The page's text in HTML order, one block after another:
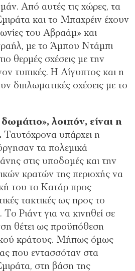
Από αυτές τις χώρες, τα
και το Μπαχρέιν έχουν
του Αβραάμ» και
με το Άμπου Ντάμπι
θερμές σχέσεις με την
τυπικές. Η Αίγυπτος και η
διπλωματικές σχέσεις με το
λοιπόν, είναι η
Ταυτόχρονα υπάρχει η
τα πολεμικά
στις υποδομές και την
κρατών της περιοχής να
του το Κατάρ προς
τακτικές ως προς το
Ριάντ για να κινηθεί σε
θέτει ως προϋπόθεση
κράτους. Μήπως όμως
που εντασσόταν στα
στη βάση της